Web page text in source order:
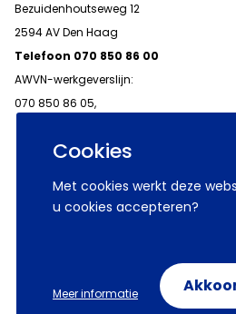
Cookies
Met cookies werkt deze
u cookies accepteren?
Meer informatie
Bezuidenhoutseweg 12
2594 AV Den Haag
Telefoon 070 850 86 00
AWVN-werkgeverslijn:
070 850 86 05,
© 2026 AWVN
Volg ons op: